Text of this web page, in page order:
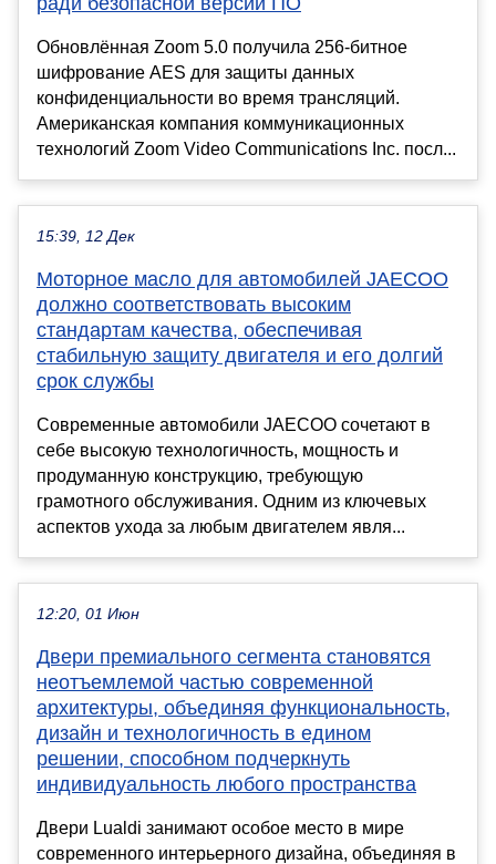
Обновлённая Zoom 5.0 получила 256-битное
шифрование AES для защиты данных
конфиденциальности во время трансляций.
Американская компания коммуникационных
технологий Zoom Video Communications Inc. посл...
15:39, 12 Дек
Моторное масло для автомобилей JAECOO
должно соответствовать высоким
стандартам качества, обеспечивая
стабильную защиту двигателя и его долгий
срок службы
Современные автомобили JAECOO сочетают в
себе высокую технологичность, мощность и
продуманную конструкцию, требующую
грамотного обслуживания. Одним из ключевых
аспектов ухода за любым двигателем явля...
12:20, 01 Июн
Двери премиального сегмента становятся
неотъемлемой частью современной
архитектуры, объединяя функциональность,
дизайн и технологичность в едином
решении, способном подчеркнуть
индивидуальность любого пространства
Двери Lualdi занимают особое место в мире
современного интерьерного дизайна, объединяя в